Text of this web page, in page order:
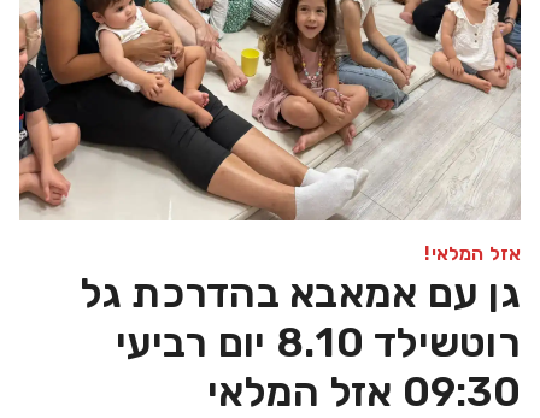
אזל המלאי!
גן עם אמאבא בהדרכת גל
רוטשילד 8.10 יום רביעי
09:30 אזל המלאי